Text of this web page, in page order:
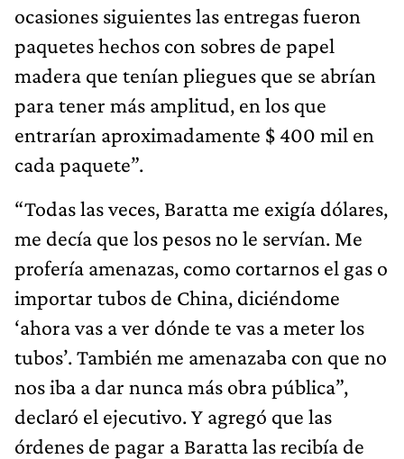
ocasiones siguientes las entregas fueron
paquetes hechos con sobres de papel
madera que tenían pliegues que se abrían
para tener más amplitud, en los que
entrarían aproximadamente $ 400 mil en
cada paquete”.
“Todas las veces, Baratta me exigía dólares,
me decía que los pesos no le servían. Me
profería amenazas, como cortarnos el gas o
importar tubos de China, diciéndome
‘ahora vas a ver dónde te vas a meter los
tubos’. También me amenazaba con que no
nos iba a dar nunca más obra pública”,
declaró el ejecutivo. Y agregó que las
órdenes de pagar a Baratta las recibía de